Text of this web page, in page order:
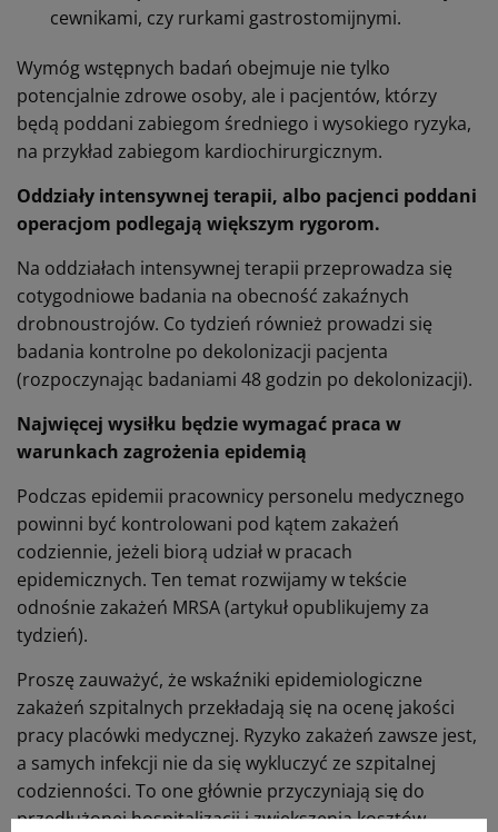
cewnikami, czy rurkami gastrostomijnymi.
Wymóg wstępnych badań obejmuje nie tylko
potencjalnie zdrowe osoby, ale i pacjentów, którzy
będą poddani zabiegom średniego i wysokiego ryzyka,
na przykład zabiegom kardiochirurgicznym.
Oddziały intensywnej terapii, albo pacjenci poddani
operacjom podlegają większym rygorom.
Na oddziałach intensywnej terapii przeprowadza się
cotygodniowe badania na obecność zakaźnych
drobnoustrojów. Co tydzień również prowadzi się
badania kontrolne po dekolonizacji pacjenta
(rozpoczynając badaniami 48 godzin po dekolonizacji).
Najwięcej wysiłku będzie wymagać praca w
warunkach zagrożenia epidemią
Podczas epidemii pracownicy personelu medycznego
powinni być kontrolowani pod kątem zakażeń
codziennie, jeżeli biorą udział w pracach
epidemicznych. Ten temat rozwijamy w tekście
odnośnie zakażeń MRSA (artykuł opublikujemy za
tydzień).
Proszę zauważyć, że wskaźniki epidemiologiczne
zakażeń szpitalnych przekładają się na ocenę jakości
pracy placówki medycznej. Ryzyko zakażeń zawsze jest,
a samych infekcji nie da się wykluczyć ze szpitalnej
codzienności. To one głównie przyczyniają się do
przedłużonej hospitalizacji i zwiększenia kosztów